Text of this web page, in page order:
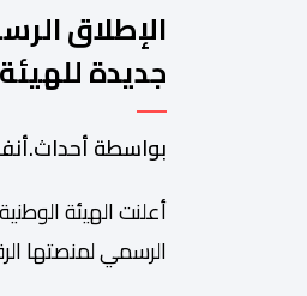
الإطلاق
جديدة
والأطباء
بواسطة
أعلنت الهيئة
الرسمي لمنصتها